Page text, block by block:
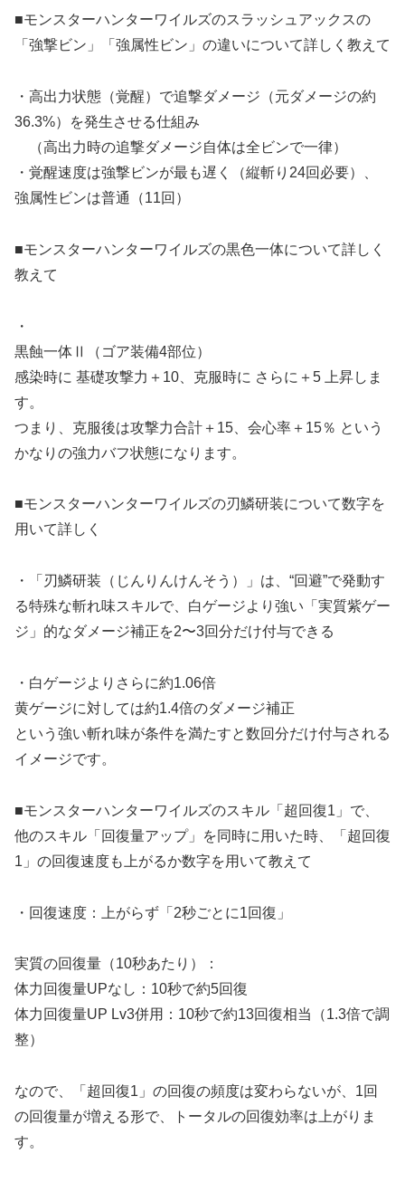
■モンスターハンターワイルズのスラッシュアックスの
「強撃ビン」「強属性ビン」の違いについて詳しく教えて
・高出力状態（覚醒）で追撃ダメージ（元ダメージの約
36.3%）を発生させる仕組み
（高出力時の追撃ダメージ自体は全ビンで一律）
・覚醒速度は強撃ビンが最も遅く（縦斬り24回必要）、
強属性ビンは普通（11回）
■モンスターハンターワイルズの黒色一体について詳しく
教えて
・
黒蝕一体Ⅱ（ゴア装備4部位）
感染時に 基礎攻撃力＋10、克服時に さらに＋5 上昇しま
す。
つまり、克服後は攻撃力合計＋15、会心率＋15％ という
かなりの強力バフ状態になります。
■モンスターハンターワイルズの刃鱗研装について数字を
用いて詳しく
・「刃鱗研装（じんりんけんそう）」は、“回避”で発動す
る特殊な斬れ味スキルで、白ゲージより強い「実質紫ゲー
ジ」的なダメージ補正を2〜3回分だけ付与できる
・白ゲージよりさらに約1.06倍
黄ゲージに対しては約1.4倍のダメージ補正
という強い斬れ味が条件を満たすと数回分だけ付与される
イメージです。
■モンスターハンターワイルズのスキル「超回復1」で、
他のスキル「回復量アップ」を同時に用いた時、「超回復
1」の回復速度も上がるか数字を用いて教えて
・回復速度：上がらず「2秒ごとに1回復」
実質の回復量（10秒あたり）：
体力回復量UPなし：10秒で約5回復
体力回復量UP Lv3併用：10秒で約13回復相当（1.3倍で調
整）
なので、「超回復1」の回復の頻度は変わらないが、1回
の回復量が増える形で、トータルの回復効率は上がりま
す。